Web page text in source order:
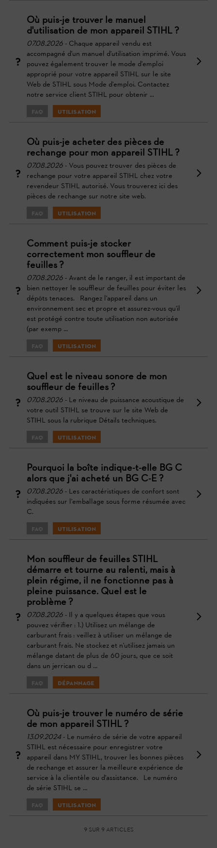
Où puis-je trouver le manuel
d'utilisation de mon appareil STIHL ?
07.08.2026 - Chaque appareil vendu est
accompagné d'un manuel d'utilisation imprimé. Vous
pouvez également trouver le mode d'emploi
approprié pour votre appareil STIHL sur le site
Web de STIHL sous Mode d'emploi. Contactez
notre service client STIHL pour obtenir ...
FAQ Utilisation
Où puis-je acheter des pièces de
rechange pour mon appareil STIHL ?
07.08.2026 - Vous pouvez trouver des pièces de
rechange pour votre appareil STIHL chez votre
revendeur STIHL autorisé. Vous trouverez ici des
pièces de rechange sur notre site web.
FAQ Utilisation
Comment puis-je stocker
correctement mon souffleur de
feuilles ?
07.08.2026 - Avant de le ranger, il est important de
bien nettoyer le souffleur de feuilles pour éviter les
dépôts tenaces. Rangez l'appareil dans un
environnement sec et propre et assurez-vous qu'il
est protégé contre toute utilisation non autorisée
(par exemp ...
FAQ Utilisation
Quel est le niveau sonore de mon
souffleur de feuilles ?
07.08.2026 - Le niveau de puissance acoustique de
votre outil STIHL se trouve sur le site Web de
STIHL sous la rubrique Détails techniques.
FAQ Utilisation
Pourquoi la boîte indique-t-elle BG C
alors que j'ai acheté un BG C-E ?
07.08.2026 - Les caractéristiques de confort sont
indiquées sur l'emballage sous forme résumée avec
C.
FAQ Utilisation
Mon souffleur de feuilles STIHL
démarre et tourne au ralenti, mais à
plein régime, il ne fonctionne pas à
pleine puissance. Quel est le
problème ?
07.08.2026 - Il y a quelques étapes que vous
pouvez vérifier : 1.) Utilisez un mélange de
carburant frais : veillez à utiliser un mélange de
carburant frais. Ne stockez et n'utilisez jamais un
mélange datant de plus de 60 jours, que ce soit
dans un jerrican ou d ...
FAQ Dépannage
Où puis-je trouver le numéro de série
de mon appareil STIHL ?
13.09.2024- Le numéro de série de votre appareil
STIHL est nécessaire pour enregistrer votre
appareil dans MY STIHL, trouver les bonnes pièces
de rechange et assurer la meilleure expérience de
service à la clientèle ou d'assistance. Le numéro
de série STIHL se ...
FAQ Utilisation
9 sur 9 articles